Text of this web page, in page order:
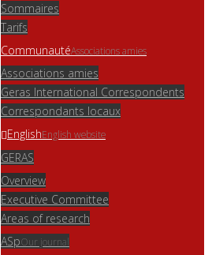
Sommaires
Tarifs
CommunautéAssociations amies
Associations amies
Geras International Correspondents
Correspondants locaux
EnglishEnglish website
GERAS
Overview
Executive Committee
Areas of research
ASpOur journal